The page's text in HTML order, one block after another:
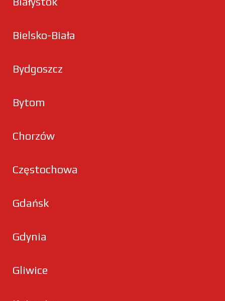
Bielsko-Biała
Bydgoszcz
Bytom
Chorzów
Częstochowa
Gdańsk
Gdynia
Gliwice